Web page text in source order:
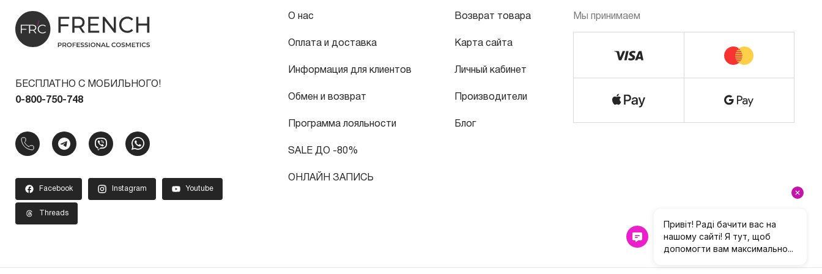
БЕСПЛАТНО С МОБИЛЬНОГО!
0-800-750-748
Facebook Instagram Youtube
Threads
О нас
Оплата и доставка
Информация для клиентов
Обмен и возврат
Программа лояльности
SALE ДО -80%
ОНЛАЙН ЗАПИСЬ
Возврат товара
Карта сайта
Личный кабинет
Производители
Блог
Мы принимаем